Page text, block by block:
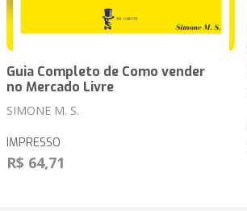
Guia Completo de Como vender
no Mercado Livre
SIMONE M. S.
IMPRESSO
R$ 64,71